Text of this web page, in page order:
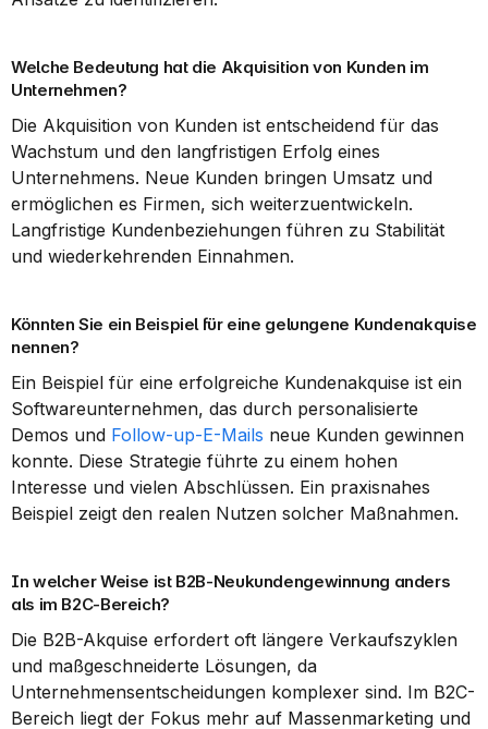
Welche Bedeutung hat die Akquisition von Kunden im
Unternehmen?
Die Akquisition von Kunden ist entscheidend für das
Wachstum und den langfristigen Erfolg eines
Unternehmens. Neue Kunden bringen Umsatz und
ermöglichen es Firmen, sich weiterzuentwickeln.
Langfristige Kundenbeziehungen führen zu Stabilität
und wiederkehrenden Einnahmen.
Könnten Sie ein Beispiel für eine gelungene Kundenakquise
nennen?
Ein Beispiel für eine erfolgreiche Kundenakquise ist ein
Softwareunternehmen, das durch personalisierte
Demos und Follow-up-E-Mails neue Kunden gewinnen
konnte. Diese Strategie führte zu einem hohen
Interesse und vielen Abschlüssen. Ein praxisnahes
Beispiel zeigt den realen Nutzen solcher Maßnahmen.
In welcher Weise ist B2B-Neukundengewinnung anders
als im B2C-Bereich?
Die B2B-Akquise erfordert oft längere Verkaufszyklen
und maßgeschneiderte Lösungen, da
Unternehmensentscheidungen komplexer sind. Im B2C-
Bereich liegt der Fokus mehr auf Massenmarketing und